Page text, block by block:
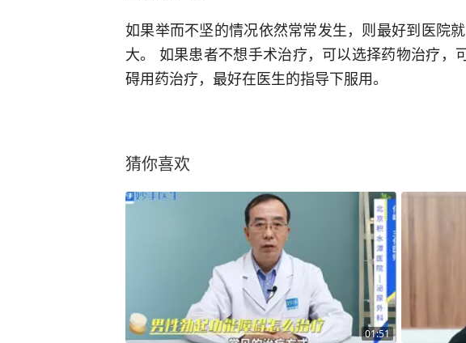
如果举而不坚的情况依然常常发生，则最好到医院
大。 如果患者不想手术治疗，可以选择药物治疗，
碍用药治疗，最好在医生的指导下服用。
猜你喜欢
01:51